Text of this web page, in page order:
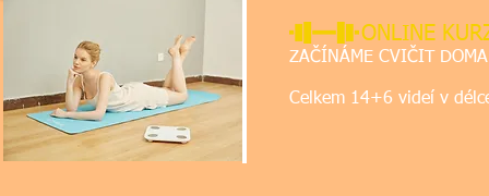
ONLINE
ZAČÍNÁME CVIČIT
Celkem 14+6 videí v